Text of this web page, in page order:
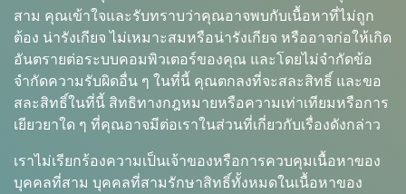
สาม คุณเข้าใจและรับทราบว่าคุณอาจพบกับเนื้อหาที่ไม่ถูก
ต้อง น่ารังเกียจ ไม่เหมาะสมหรือน่ารังเกียจ หรืออาจก่อให้เกิด
อันตรายต่อระบบคอมพิวเตอร์ของคุณ และโดยไม่จำกัดข้อ
จำกัดความรับผิดอื่น ๆ ในที่นี้ คุณตกลงที่จะสละสิทธิ์ และขอ
สละสิทธิ์ในที่นี้ สิทธิทางกฎหมายหรือความเท่าเทียมหรือการ
เยียวยาใด ๆ ที่คุณอาจมีต่อเราในส่วนที่เกี่ยวกับเรื่องดังกล่าว
เราไม่เรียกร้องความเป็นเจ้าของหรือการควบคุมเนื้อหาของ
บุคคลที่สาม บุคคลที่สามรักษาสิทธิ์ทั้งหมดในเนื้อหาของ